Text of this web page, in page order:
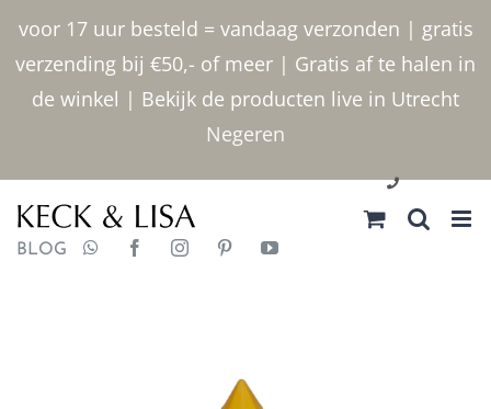
voor 17 uur besteld = vandaag verzonden | gratis
verzending bij €50,- of meer | Gratis af te halen in
de winkel | Bekijk de producten live in Utrecht
Negeren
inhoud
030 2400000
BLOG